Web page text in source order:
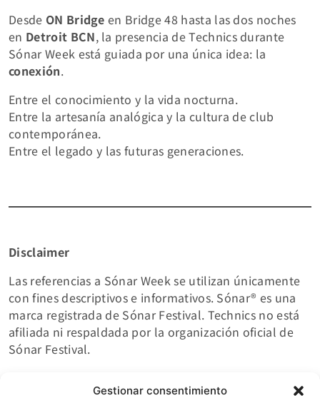
Gestionar consentimiento
Desde ON Bridge en Bridge 48 hasta las dos noches
en Detroit BCN, la presencia de Technics durante
Sónar Week está guiada por una única idea: la
conexión.
Entre el conocimiento y la vida nocturna.
Entre la artesanía analógica y la cultura de club
contemporánea.
Entre el legado y las futuras generaciones.
Disclaimer
Las referencias a Sónar Week se utilizan únicamente
con fines descriptivos e informativos. Sónar® es una
marca registrada de Sónar Festival. Technics no está
afiliada ni respaldada por la organización oficial de
Sónar Festival.